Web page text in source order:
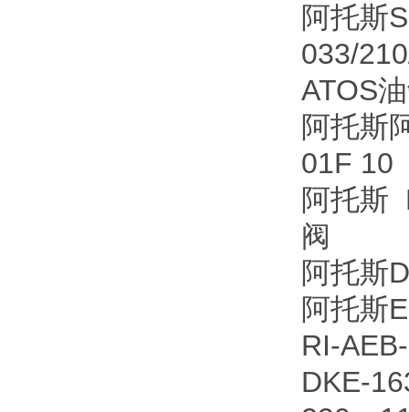
阿托斯
033/
ATOS
阿托斯
01F 10
阿托斯
阀
阿托斯
阿托斯
RI-
DKE-